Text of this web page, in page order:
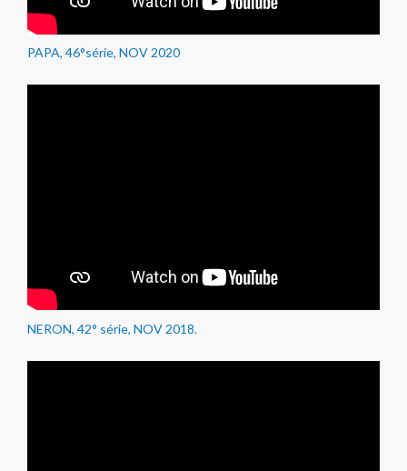
PAPA, 46°série, NOV 2020
NERON, 42° série, NOV 2018.